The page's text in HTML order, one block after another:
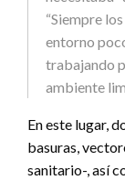
“Siempre
entorno
trabajando
ambiente
En este lugar,
basuras,
sanitario-, así